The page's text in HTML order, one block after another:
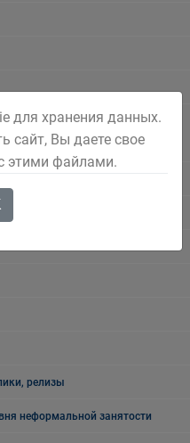
экономического развития
релизы
неформальной занятости
для хранения данных.
сайт, Вы даете свое
этими файлами.